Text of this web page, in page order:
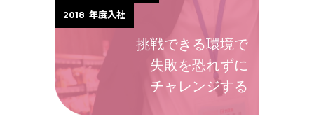
2018 年度入社
挑戦できる環境で
失敗を恐れずに
チャレンジする